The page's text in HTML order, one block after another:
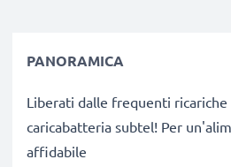
PANORAMICA
Liberati dalle frequenti ricariche
caricabatteria subtel! Per
affidabile